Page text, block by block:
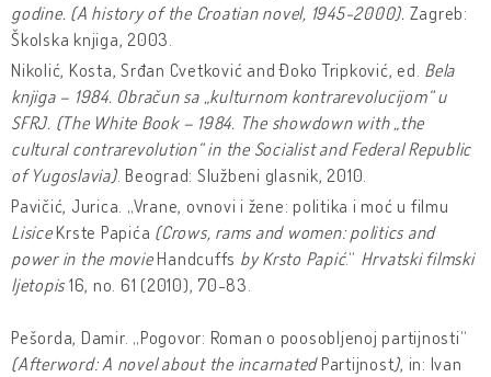
godine. (A history of the Croatian novel, 1945-2000). Zagreb:
Školska knjiga, 2003.
Nikolić, Kosta, Srđan Cvetković and Đoko Tripković, ed. Bela
knjiga – 1984. Obračun sa „kulturnom kontrarevolucijom“ u
SFRJ. (The White Book – 1984. The showdown with „the
cultural contrarevolution“ in the Socialist and Federal Republic
of Yugoslavia). Beograd: Službeni glasnik, 2010.
Pavičić, Jurica. „Vrane, ovnovi i žene: politika i moć u filmu
LisiceKrste Papića (Crows, rams and women: politics and
power in the movie Handcuffs by Krsto Papić.“ Hrvatski filmski
ljetopis 16, no. 61 (2010), 70-83.
Pešorda, Damir. „Pogovor: Roman o poosobljenoj partijnosti“
(Afterword: A novel about the incarnated Partijnost), in: Ivan